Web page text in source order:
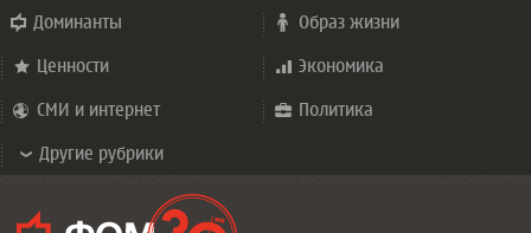
Доминанты Образ жизни
Ценности Экономика
СМИ и интернет Политика
Другие рубрики